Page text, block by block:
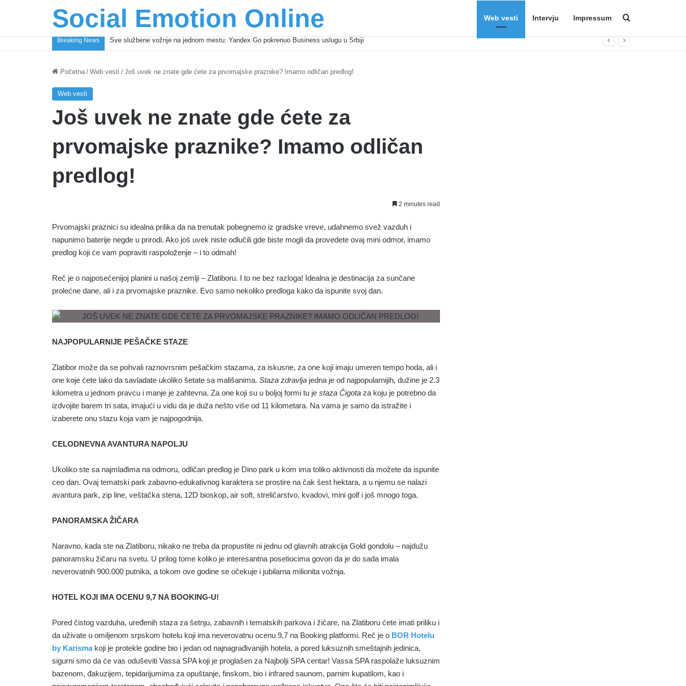
Social Emotion Online Web vesti Intervju Impressum
Breaking News Sve službene vožnje na jednom mestu: Yandex Go pokrenuo Business uslugu u Srbiji
Početna / Web vesti / Još uvek ne znate gde ćete za prvomajske praznike? Imamo odličan predlog!
Web vesti
Još uvek ne znate gde ćete za
prvomajske praznike? Imamo odličan
predlog!
2 minutes read
Prvomajski praznici su idealna prilika da na trenutak pobegnemo iz gradske vreve, udahnemo svež vazduh i
napunimo baterije negde u prirodi. Ako još uvek niste odlučili gde biste mogli da provedete ovaj mini odmor, imamo
predlog koji će vam popraviti raspoloženje – i to odmah!
Reč je o najposećenijoj planini u našoj zemlji – Zlatiboru. I to ne bez razloga! Idealna je destinacija za sunčane
prolećne dane, ali i za prvomajske praznike. Evo samo nekoliko predloga kako da ispunite svoj dan.
NAJPOPULARNIJE PEŠAČKE STAZE
Zlatibor može da se pohvali raznovrsnim pešačkim stazama, za iskusne, za one koji imaju umeren tempo hoda, ali i
one koje ćete lako da savladate ukoliko šetate sa mališanima. Staza zdravlja jedna je od najpopularnijih, dužine je 2.3
kilometra u jednom pravcu i manje je zahtevna. Za one koji su u boljoj formi tu je staza Čigota za koju je potrebno da
izdvojite barem tri sata, imajući u vidu da je duža nešto više od 11 kilometara. Na vama je samo da istražite i
izaberete onu stazu koja vam je najpogodnija.
CELODNEVNA AVANTURA NAPOLJU
Ukoliko ste sa najmlađima na odmoru, odličan predlog je Dino park u kom ima toliko aktivnosti da možete da ispunite
ceo dan. Ovaj tematski park zabavno-edukativnog karaktera se prostire na čak šest hektara, a u njemu se nalazi
avantura park, zip line, veštačka stena, 12D bioskop, air soft, streličarstvo, kvadovi, mini golf i još mnogo toga.
PANORAMSKA ŽIČARA
Naravno, kada ste na Zlatiboru, nikako ne treba da propustite ni jednu od glavnih atrakcija Gold gondolu – najdužu
panoramsku žičaru na svetu. U prilog tome koliko je interesantna posetiocima govori da je do sada imala
neverovatnih 900.000 putnika, a tokom ove godine se očekuje i jubilarna milionita vožnja.
HOTEL KOJI IMA OCENU 9,7 NA BOOKING-U!
Pored čistog vazduha, uređenih staza za šetnju, zabavnih i tematskih parkova i žičare, na Zlatiboru ćete imati priliku i
da uživate u omiljenom srpskom hotelu koji ima neverovatnu ocenu 9,7 na Booking platformi. Reč je o BOR Hotelu
by Karismakoji je protekle godine bio i jedan od najnagrađivanijih hotela, a pored luksuznih smeštajnih jedinica,
sigurni smo da će vas oduševiti Vassa SPA koji je proglašen za Najbolji SPA centar! Vassa SPA raspolaže luksuznim
bazenom, đakuzijem, tepidarijumima za opuštanje, finskom, bio i infrared saunom, parnim kupatilom, kao i